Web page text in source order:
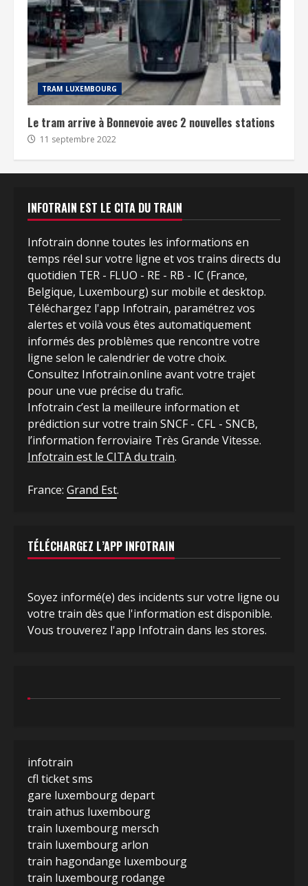
TRAM LUXEMBOURG
Le tram arrive à Bonnevoie avec 2 nouvelles stations
11 septembre 2022
INFOTRAIN EST LE CITA DU TRAIN
Infotrain donne toutes les informations en
temps réel sur votre ligne et vos trains directs du
quotidien TER - FLUO - RE - RB - IC (France,
Belgique, Luxembourg) sur mobile et desktop.
Téléchargez l'app Infotrain, paramétrez vos
alertes et voilà vous êtes automatiquement
informés des problèmes que rencontre votre
ligne selon le calendrier de votre choix.
Consultez Infotrain.online avant votre trajet
pour une vue précise du trafic.
Infotrain c’est la meilleure information et
prédiction sur votre train SNCF - CFL - SNCB,
l’information ferroviaire Très Grande Vitesse.
Infotrain est le CITA du train.
France: Grand Est.
TÉLÉCHARGEZ L’APP INFOTRAIN
Soyez informé(e) des incidents sur votre ligne ou
votre train dès que l'information est disponible.
Vous trouverez l'app Infotrain dans les stores.
infotrain
cfl ticket sms
gare luxembourg depart
train athus luxembourg
train luxembourg mersch
train luxembourg arlon
train hagondange luxembourg
train luxembourg rodange